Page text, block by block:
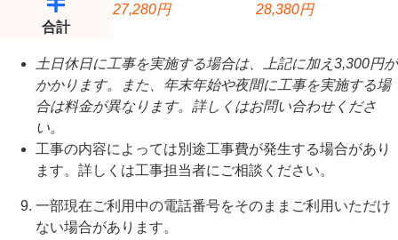
合計
27,280円 28,380円
土日休日に工事を実施する場合は、上記に加え3,300円が
かかります。また、年末年始や夜間に工事を実施する場
合は料金が異なります。詳しくはお問い合わせくださ
い。
工事の内容によっては別途工事費が発生する場合があり
ます。詳しくは工事担当者にご相談ください。
一部現在ご利用中の電話番号をそのままご利用いただけ
ない場合があります。